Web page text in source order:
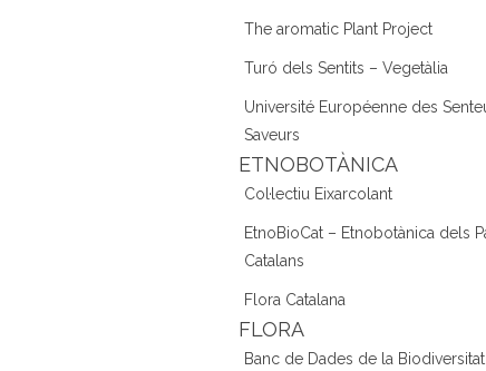
The aromatic Plant Project
Turó dels Sentits – Vegetàlia
Université Européenne des
Saveurs
ETNOBOTÀNICA
Col·lectiu Eixarcolant
EtnoBioCat – Etnobotànica dels
Catalans
Flora Catalana
FLORA
Banc de Dades de la